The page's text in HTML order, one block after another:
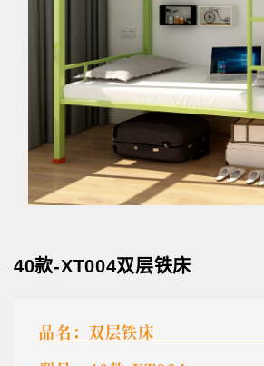
40款-XT004双层铁床